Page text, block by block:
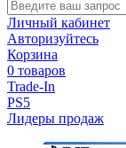
Личный кабинет
Авторизуйтесь
Корзина
0 товаров
Trade-In
PS5
Лидеры продаж